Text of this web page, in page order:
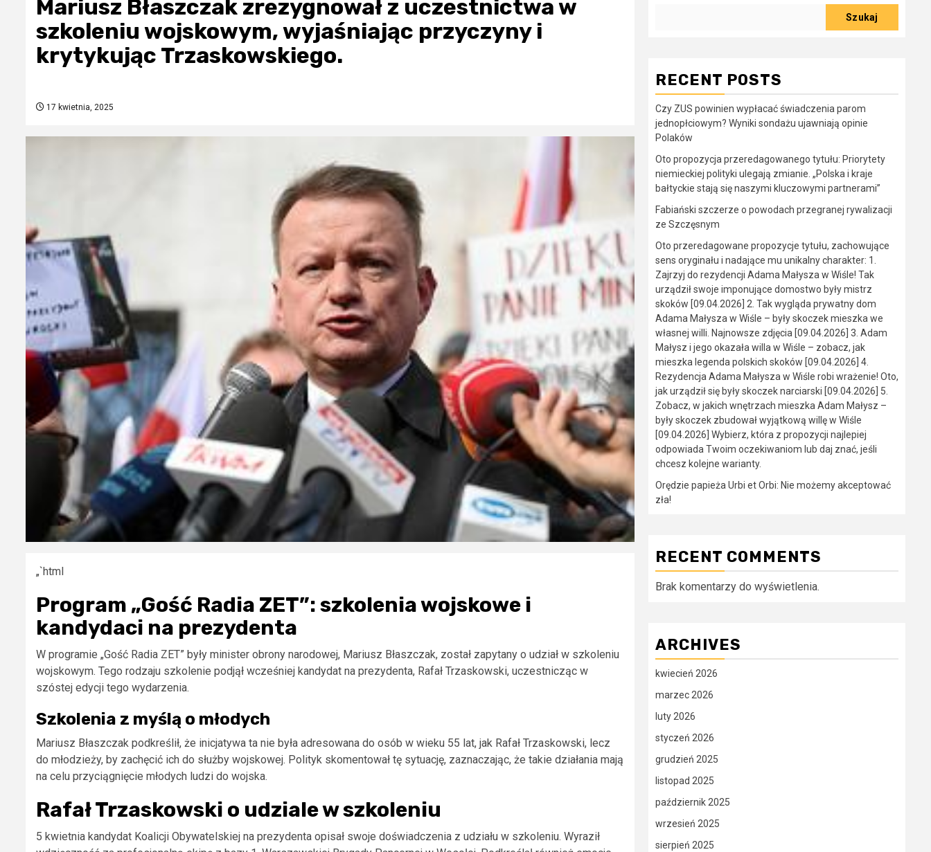
Mariusz Błaszczak zrezygnował z uczestnictwa w
szkoleniu wojskowym, wyjaśniając przyczyny i
krytykując Trzaskowskiego.
17 kwietnia, 2025
„`html
Program „Gość Radia ZET”: szkolenia wojskowe i
kandydaci na prezydenta
W programie „Gość Radia ZET” były minister obrony narodowej, Mariusz Błaszczak, został zapytany o udział w szkoleniu
wojskowym. Tego rodzaju szkolenie podjął wcześniej kandydat na prezydenta, Rafał Trzaskowski, uczestnicząc w
szóstej edycji tego wydarzenia.
Szkolenia z myślą o młodych
Mariusz Błaszczak podkreślił, że inicjatywa ta nie była adresowana do osób w wieku 55 lat, jak Rafał Trzaskowski, lecz
do młodzieży, by zachęcić ich do służby wojskowej. Polityk skomentował tę sytuację, zaznaczając, że takie działania mają
na celu przyciągnięcie młodych ludzi do wojska.
Rafał Trzaskowski o udziale w szkoleniu
5 kwietnia kandydat Koalicji Obywatelskiej na prezydenta opisał swoje doświadczenia z udziału w szkoleniu. Wyraził
Szukaj
RECENT POSTS
Czy ZUS powinien wypłacać świadczenia parom
jednopłciowym? Wyniki sondażu ujawniają opinie
Polaków
Oto propozycja przeredagowanego tytułu: Priorytety
niemieckiej polityki ulegają zmianie. „Polska i kraje
bałtyckie stają się naszymi kluczowymi partnerami”
Fabiański szczerze o powodach przegranej rywalizacji
ze Szczęsnym
Oto przeredagowane propozycje tytułu, zachowujące
sens oryginału i nadające mu unikalny charakter: 1.
Zajrzyj do rezydencji Adama Małysza w Wiśle! Tak
urządził swoje imponujące domostwo były mistrz
skoków [09.04.2026] 2. Tak wygląda prywatny dom
Adama Małysza w Wiśle – były skoczek mieszka we
własnej willi. Najnowsze zdjęcia [09.04.2026] 3. Adam
Małysz i jego okazała willa w Wiśle – zobacz, jak
mieszka legenda polskich skoków [09.04.2026] 4.
Rezydencja Adama Małysza w Wiśle robi wrażenie! Oto,
jak urządził się były skoczek narciarski [09.04.2026] 5.
Zobacz, w jakich wnętrzach mieszka Adam Małysz –
były skoczek zbudował wyjątkową willę w Wiśle
[09.04.2026] Wybierz, która z propozycji najlepiej
odpowiada Twoim oczekiwaniom lub daj znać, jeśli
chcesz kolejne warianty.
Orędzie papieża Urbi et Orbi: Nie możemy akceptować
zła!
RECENT COMMENTS
Brak komentarzy do wyświetlenia.
ARCHIVES
kwiecień 2026
marzec 2026
luty 2026
styczeń 2026
grudzień 2025
listopad 2025
październik 2025
wrzesień 2025
sierpień 2025